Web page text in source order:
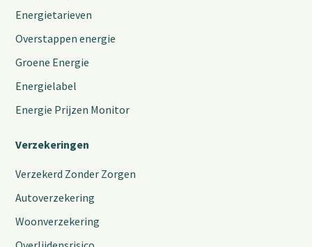
Energietarieven
Overstappen energie
Groene Energie
Energielabel
Energie Prijzen Monitor
Verzekeringen
Verzekerd Zonder Zorgen
Autoverzekering
Woonverzekering